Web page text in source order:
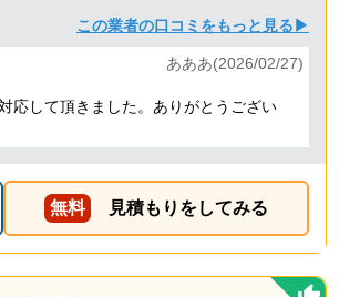
この業者の口コミをもっと見る▶
あああ(2026/02/27)
応して頂きました。ありがとうござい
無料 見積もりをしてみる